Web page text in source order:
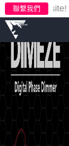
聯繫我們
new website!